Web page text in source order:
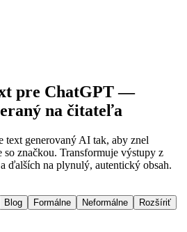
pre ChatGPT —
na čitateľa
text generovaný AI tak, aby znel
so značkou. Transformuje výstupy z
ďalších na plynulý, autentický obsah.
Blog Formálne Neformálne
Rozšíriť